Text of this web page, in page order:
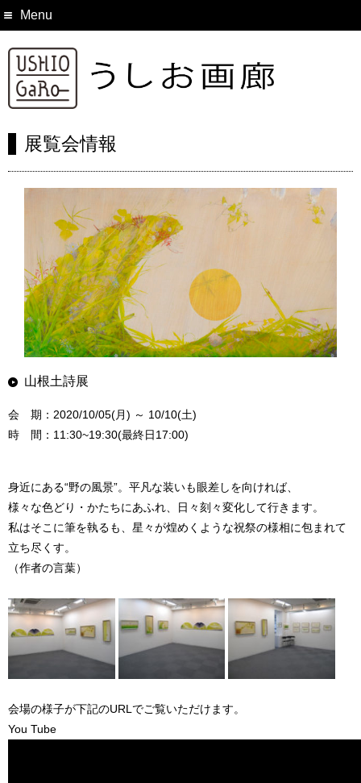
Menu
展覧会情報
山根土詩展
会 期：2020/10/05(月) ～ 10/10(土)
時 間：11:30~19:30(最終日17:00)
身近にある“野の風景”。平凡な装いも眼差しを向ければ、
様々な色どり・かたちにあふれ、日々刻々変化して行きます。
私はそこに筆を執るも、星々が煌めくような祝祭の様相に包まれて
立ち尽くす。
（作者の言葉）
会場の様子が下記のURLでご覧いただけます。
You Tube